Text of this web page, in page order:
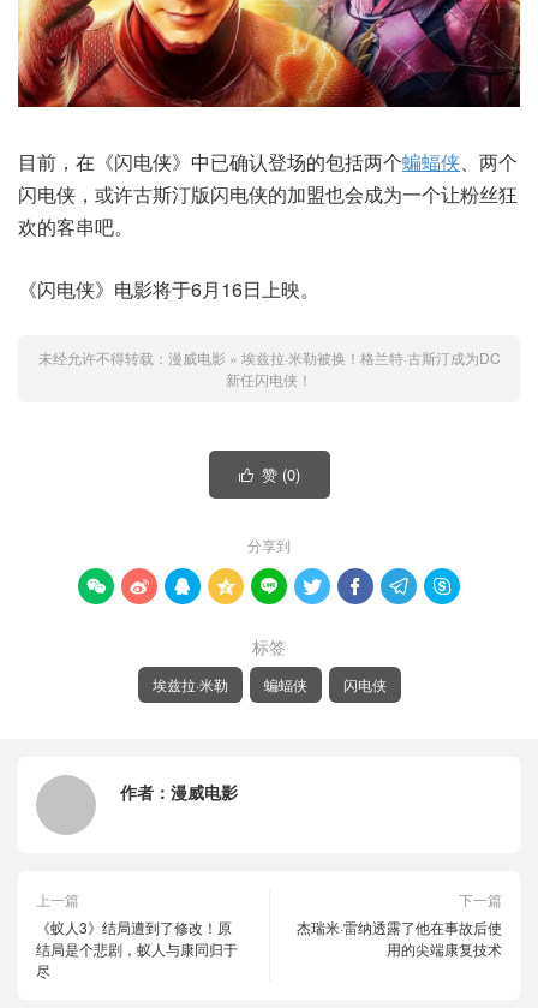
目前，在《闪电侠》中已确认登场的包括两个蝙蝠侠、两个
闪电侠，或许古斯汀版闪电侠的加盟也会成为一个让粉丝狂
欢的客串吧。
《闪电侠》电影将于6月16日上映。
未经允许不得转载： 漫威电影 » 埃兹拉·米勒被换！格兰特·古斯汀成为DC
新任闪电侠！
 赞 (0)
分享到
        
标签
埃兹拉·米勒 蝙蝠侠 闪电侠
作者： 漫威电影
上一篇
《蚁人3》结局遭到了修改！原
结局是个悲剧，蚁人与康同归于
尽
下一篇
杰瑞米·雷纳透露了他在事故后使
用的尖端康复技术